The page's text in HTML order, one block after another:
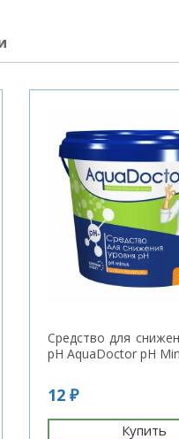
Средство для
pH AquaDoctor pH
12 ₽
Купить